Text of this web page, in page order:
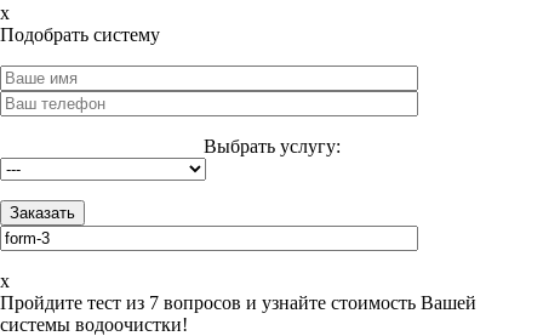
x
Подобрать систему
Выбрать услугу:
x
Пройдите тест из 7 вопросов и узнайте стоимость Вашей
системы водоочистки!